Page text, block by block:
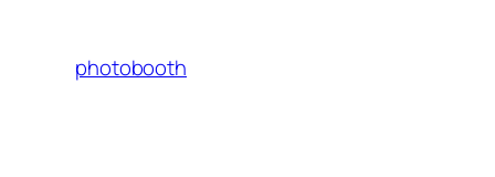
photobooth